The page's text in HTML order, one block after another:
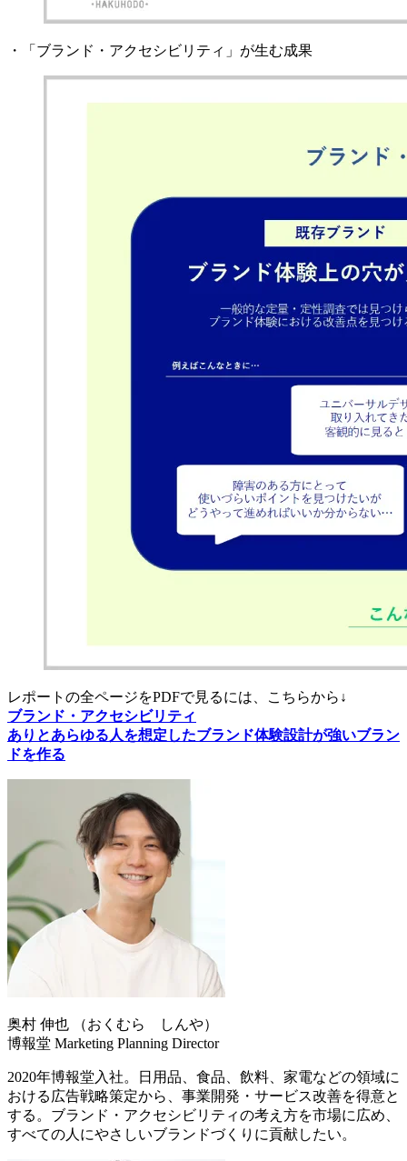
・「ブランド・アクセシビリティ」が生む成果
レポートの全ページをPDFで見るには、こちらから↓
ブランド・アクセシビリティ
ありとあらゆる人を想定したブランド体験設計が強いブラン
ドを作る
奥村 伸也 （おくむら しんや）
博報堂 Marketing Planning Director
2020年博報堂入社。日用品、食品、飲料、家電などの領域に
おける広告戦略策定から、事業開発・サービス改善を得意と
する。ブランド・アクセシビリティの考え方を市場に広め、
すべての人にやさしいブランドづくりに貢献したい。